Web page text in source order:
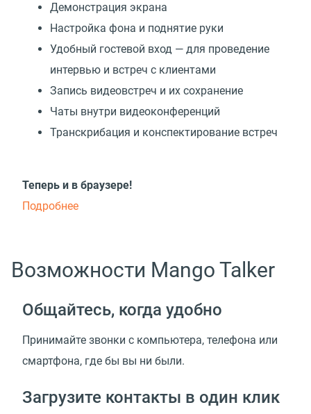
Демонстрация экрана
Настройка фона и поднятие руки
Удобный гостевой вход — для проведение
интервью и встреч с клиентами
Запись видеовстреч и их сохранение
Чаты внутри видеоконференций
Транскрибация и конспектирование встреч
Теперь и в браузере!
Подробнее
Возможности Mango Talker
Общайтесь, когда удобно
Принимайте звонки с компьютера, телефона или
смартфона, где бы вы ни были.
Загрузите контакты в один клик